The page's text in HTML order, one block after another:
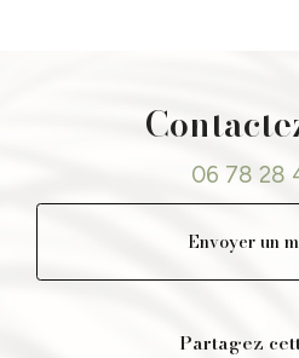
06 78 28
Envoyer un
Partagez